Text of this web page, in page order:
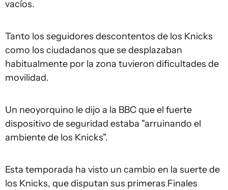
vacíos.
Tanto los seguidores descontentos de los Knicks
como los ciudadanos que se desplazaban
habitualmente por la zona tuvieron dificultades de
movilidad.
Un neoyorquino le dijo a la BBC que el fuerte
dispositivo de seguridad estaba "arruinando el
ambiente de los Knicks".
Esta temporada ha visto un cambio en la suerte de
los Knicks, que disputan sus primeras Finales